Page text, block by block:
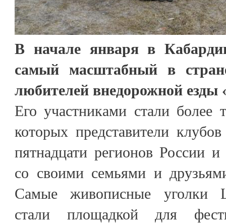
В начале января в
самый масштабный в
любителей внедорожной езды
Его участниками стали более
которых представители
пятнадцати регионов России
со своими семьями и
Самые живописные уголки
стали площадкой для